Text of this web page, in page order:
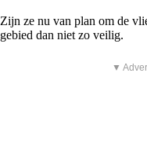
Zijn ze nu van plan om de
gebied dan niet zo veilig.
▼